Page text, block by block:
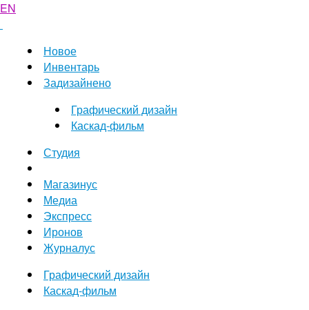
EN
Новое
Инвентарь
Задизайнено
Графический дизайн
Каскад-фильм
Студия
Магазинус
Медиа
Экспресс
Иронов
Журналус
Графический дизайн
Каскад-фильм